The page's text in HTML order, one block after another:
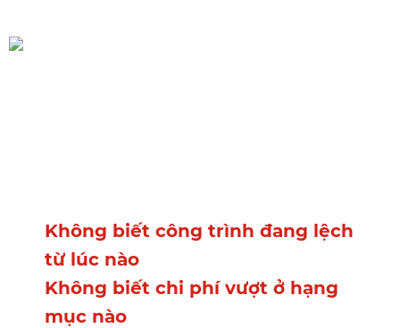
Không biết công trình đang lệch
từ lúc nào
Không biết chi phí vượt ở hạng
mục nào